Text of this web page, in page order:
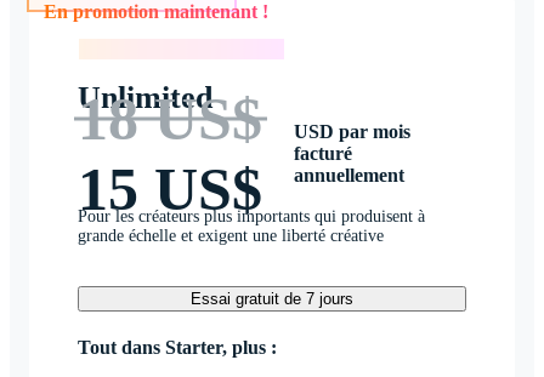
Unlimited
18 US$
15 US$
USD par mois
facturé
annuellement
Pour les créateurs plus importants qui produisent à
grande échelle et exigent une liberté créative
Essai gratuit de 7 jours
Tout dans Starter, plus :